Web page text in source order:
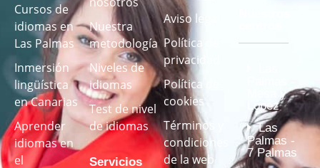
Cursos de
idiomas en
Las Palmas
Inmersión
lingüística
en Canarias
Aprender
idiomas en
el
Nuestra
metodología
Niveles de
idiomas
Test de nivel
de idiomas
Servicios
Aviso legal
Política de
privacidad
Política de
cookies
Términos y
condiciones
de la web
Mesa y
López
Las
Palmas -
7 Palmas